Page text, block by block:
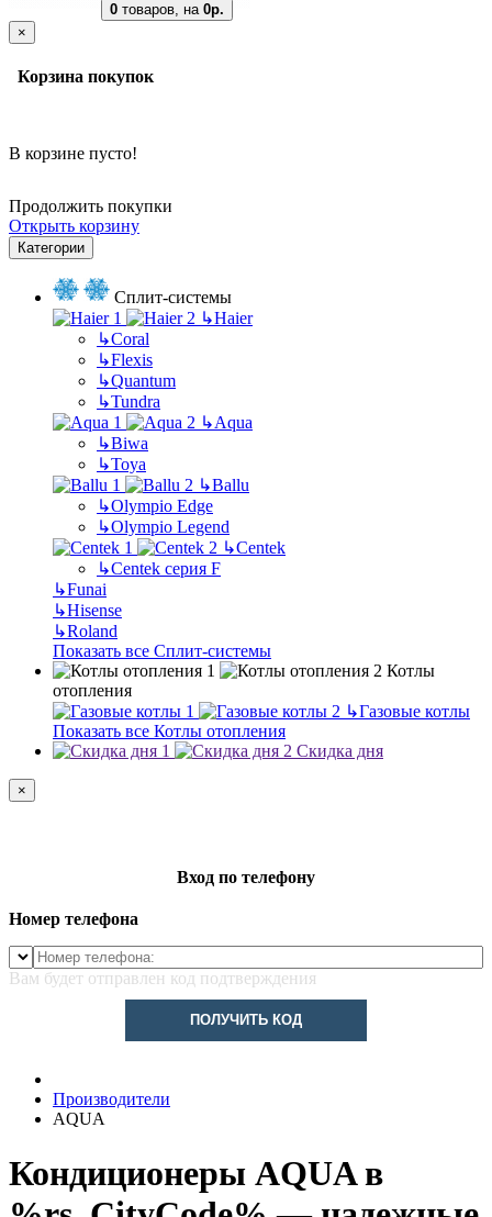
0 товаров, на 0р.
×
Корзина покупок
В корзине пусто!
Продолжить покупки
Открыть корзину
Категории
Сплит-системы
↳Haier
↳Coral
↳Flexis
↳Quantum
↳Tundra
↳Aqua
↳Biwa
↳Toya
↳Ballu
↳Olympio Edge
↳Olympio Legend
↳Centek
↳Centek серия F
↳Funai
↳Hisense
↳Roland
Показать все Сплит-системы
Котлы
отопления
↳Газовые котлы
Показать все Котлы отопления
Скидка дня
×
Вход по телефону
Номер телефона
Вам будет отправлен код подтверждения
ПОЛУЧИТЬ КОД
Производители
AQUA
Кондиционеры AQUA в